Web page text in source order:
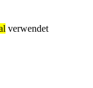
verwendet